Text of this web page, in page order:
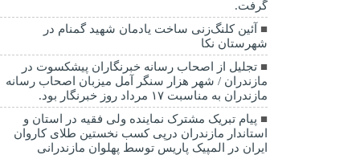
گرفت.
آئین کلنگ‌زنی ساخت یادمان شهید گمنام در
شهرستان نکا
تجلیل از اصحاب رسانه خبرنگاران پیشکسوت در
مازندران / شهر هزار سنگر آمل میزبان اصحاب رسانه
مازندران به مناسبت ۱۷ مرداد روز خبرنگار بود.
پیام تبریک مشترک نماینده ولی فقیه در استان و
استاندار مازندران درپی کسب نخستین طلای کاروان
ایران در المپیک پاریس توسط پهلوان مازندرانی